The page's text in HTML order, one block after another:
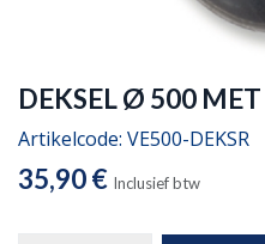
DEKSEL Ø 500 MET
Artikelcode: VE500-DEKSR
35,90€ Inclusief btw